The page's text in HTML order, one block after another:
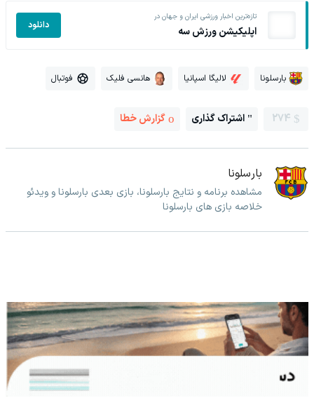
تازه‌ترین اخبار ورزشی ایران و جهان در
اپلیکیشن ورزش سه دانلود
بارسلونا لالیگا اسپانیا هانسی فلیک فوتبال
274 اشتراک گذاری گزارش خطا
بارسلونا
مشاهده برنامه و نتایج بارسلونا، بازی بعدی بارسلونا و ویدئو
خلاصه بازی های بارسلونا